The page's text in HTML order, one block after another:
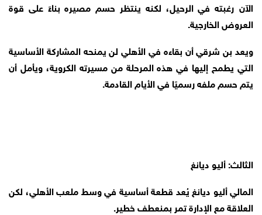
الآن رغبته في الرحيل، لكنه ينتظر حسم مصيره بناءً على قوة
العروض الخارجية.
ويعد بن شرقي أن بقاءه في الأهلي لن يمنحه المشاركة الأساسية
التي يطمح إليها في هذه المرحلة من مسيرته الكروية، ويأمل أن
يتم حسم ملفه رسميًا في الأيام القادمة.
الثالث: أليو ديانغ
المالي أليو ديانغ يُعد قطعة أساسية في وسط ملعب الأهلي، لكن
العلاقة مع الإدارة تمر بمنعطف خطير.